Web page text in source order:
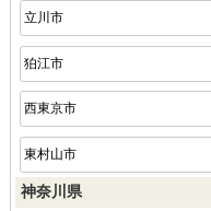
立川市
狛江市
西東京市
東村山市
神奈川県